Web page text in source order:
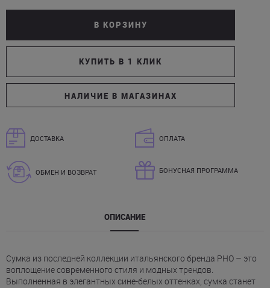
В КОРЗИНУ
КУПИТЬ В 1 КЛИК
НАЛИЧИЕ В МАГАЗИНАХ
ДОСТАВКА ОПЛАТА
ОБМЕН И ВОЗВРАТ БОНУСНАЯ ПРОГРАММА
ОПИСАНИЕ
Сумка из последней коллекции итальянского бренда PHO – это
воплощение современного стиля и модных трендов.
Выполненная в элегантных сине-белых оттенках, сумка станет